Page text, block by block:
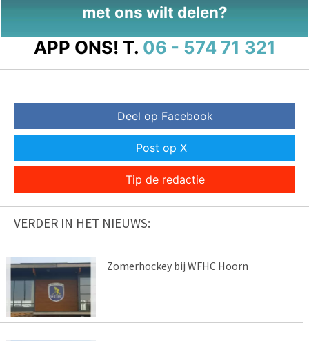
met ons wilt delen?
APP ONS! T. 06 - 574 71 321
Deel op Facebook
Post op X
Tip de redactie
VERDER IN HET NIEUWS:
Zomerhockey bij WFHC Hoorn